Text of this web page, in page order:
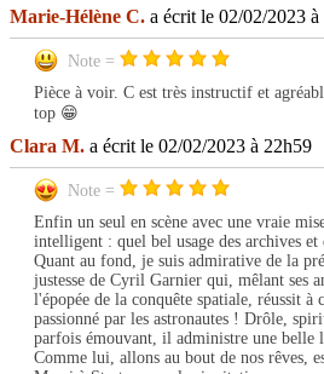
Marie-Hélène C. a écrit le 02/02/2023
Note =
Pièce à voir. C est très instructif et
top 😁
Clara M. a écrit le 02/02/2023 à 22h59
Note =
Enfin un seul en scène avec une vraie
intelligent : quel bel usage des archives et
Quant au fond, je suis admirative de la
justesse de Cyril Garnier qui, mêlant ses
l'épopée de la conquête spatiale, réussit
passionné par les astronautes ! Drôle,
parfois émouvant, il administre une belle
Comme lui, allons au bout de nos rêves,